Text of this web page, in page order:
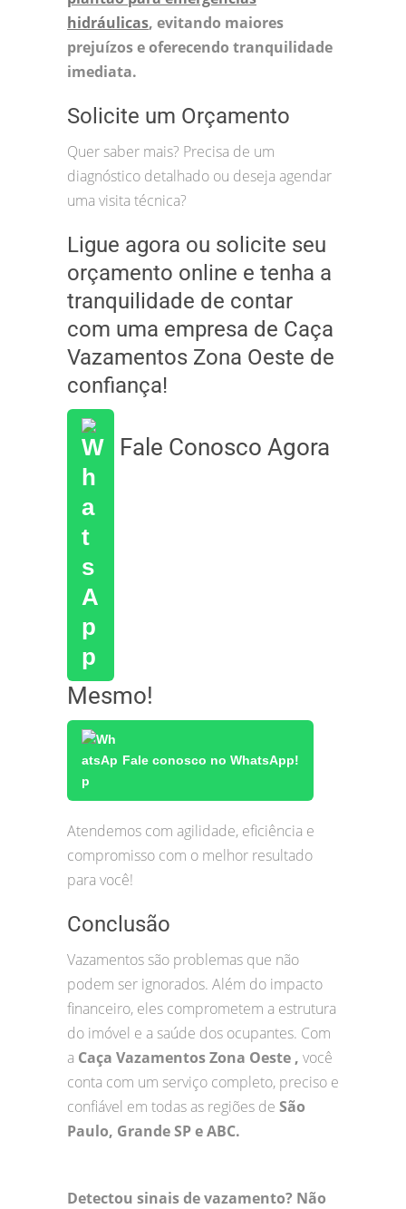
hidráulicas, evitando maiores
prejuízos e oferecendo tranquilidade
imediata.
Solicite um Orçamento
Quer saber mais? Precisa de um
diagnóstico detalhado ou deseja agendar
uma visita técnica?
Ligue agora ou solicite seu
orçamento online e tenha a
tranquilidade de contar
com uma empresa de Caça
Vazamentos Zona Oeste de
confiança!
Fale Conosco Agora
Mesmo!
Fale conosco no WhatsApp!
Atendemos com agilidade, eficiência e
compromisso com o melhor resultado
para você!
Conclusão
Vazamentos são problemas que não
podem ser ignorados. Além do impacto
financeiro, eles comprometem a estrutura
do imóvel e a saúde dos ocupantes. Com
a Caça Vazamentos Zona Oeste , você
conta com um serviço completo, preciso e
confiável em todas as regiões de São
Paulo, Grande SP e ABC.
Detectou sinais de vazamento? Não